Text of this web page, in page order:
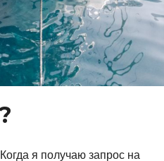
я получаю запрос на